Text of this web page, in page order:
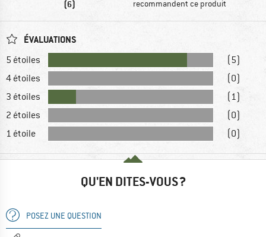
(6) recommandent ce produit
ÉVALUATIONS
5 étoiles
(5)
4 étoiles
(0)
3 étoiles
(1)
2 étoiles
(0)
1 étoile
(0)
QU'EN DITES-VOUS ?
POSEZ UNE QUESTION